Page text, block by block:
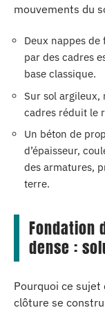
mouvements du
Deux nappes
par des cadres
base classique.
Sur sol argileux,
cadres réduit le
Un béton de
d’épaisseur,
des armatures,
terre.
Fondation
dense :
Pourquoi ce sujet
clôture se